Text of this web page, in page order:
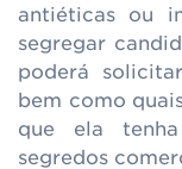
antiéticas ou
segregar
poderá
bem como
que ela
segredos